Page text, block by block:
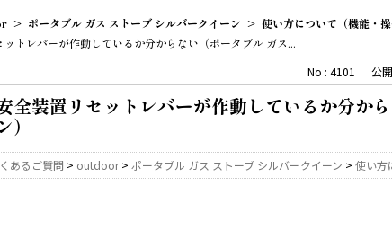
> ポータブル ガス ストーブ シルバークイーン > 使い方について（機能・操
トレバーが作動しているか分からない（ポータブル ガス...
No : 4101 公
全装置リセットレバーが作動しているか分か
あるご質問 > outdoor> ポータブル ガス ストーブ シルバークイーン > 使い方